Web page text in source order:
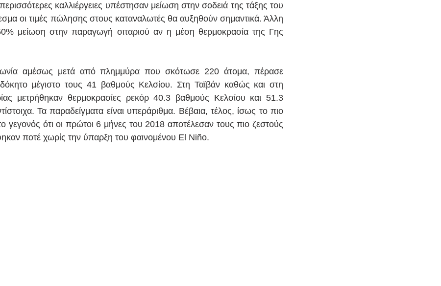
καλλιέργειες υπέστησαν μείωση στην σοδειά της τάξης του
οι τιμές πώλησης στους καταναλωτές θα αυξηθούν σημαντικά. Άλλη
μείωση στην παραγωγή σιταριού αν η μέση θερμοκρασία της Γης
αμέσως μετά από πλημμύρα που σκότωσε 220 άτομα, πέρασε
μέγιστο τους 41 βαθμούς Κελσίου. Στη Ταϊβάν καθώς και στη
μετρήθηκαν θερμοκρασίες ρεκόρ 40.3 βαθμούς Κελσίου και 51.3
Τα παραδείγματα είναι υπεράριθμα. Βέβαια, τέλος, ίσως το πιο
γεγονός ότι οι πρώτοι 6 μήνες του 2018 αποτέλεσαν τους πιο ζεστούς
ποτέ χωρίς την ύπαρξη του φαινομένου El Niño.